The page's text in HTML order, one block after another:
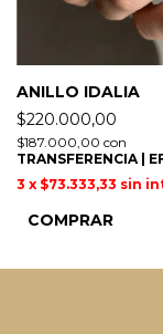
ANILLO IDALIA
$220.000,00
$187.000,00 con
TRANSFERENCIA |
3 x $73.333,33 sin
COMPRAR